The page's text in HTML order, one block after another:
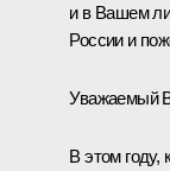
и в Вашем
России и
Уважаемый
В этом году,